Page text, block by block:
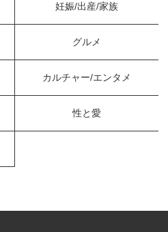
妊娠/出産/家族
グルメ
カルチャー/エンタメ
性と愛